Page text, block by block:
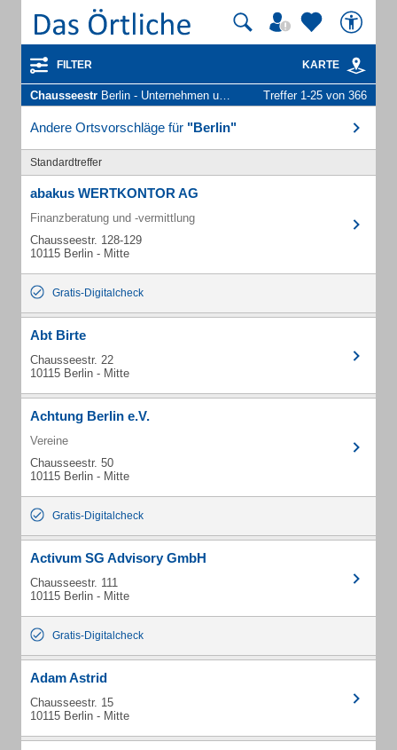
FILTER KARTE
Chausseestr Berlin - Unternehmen und Personen Treffer 1-25 von 366
Andere Ortsvorschläge für "Berlin"
Standardtreffer
abakus WERTKONTOR AG
Finanzberatung und -vermittlung
Chausseestr. 128-129
10115 Berlin - Mitte
Gratis-Digitalcheck
Abt Birte
Chausseestr. 22
10115 Berlin - Mitte
Achtung Berlin e.V.
Vereine
Chausseestr. 50
10115 Berlin - Mitte
Gratis-Digitalcheck
Activum SG Advisory GmbH
Chausseestr. 111
10115 Berlin - Mitte
Gratis-Digitalcheck
Adam Astrid
Chausseestr. 15
10115 Berlin - Mitte